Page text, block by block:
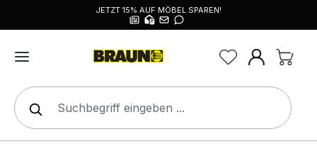
JETZT 15% AUF MÖBEL SPAREN!